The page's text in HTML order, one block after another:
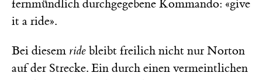
fernmündlich durchgegebene Kommando: «give
it a ride».
Bei diesem ride bleibt freilich nicht nur Norton
auf der Strecke. Ein durch einen vermeintlichen